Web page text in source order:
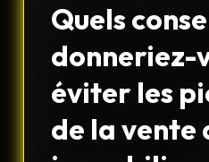
Quels
donneriez-
éviter les
de la vente